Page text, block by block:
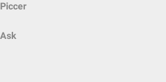
Piccer
Ask